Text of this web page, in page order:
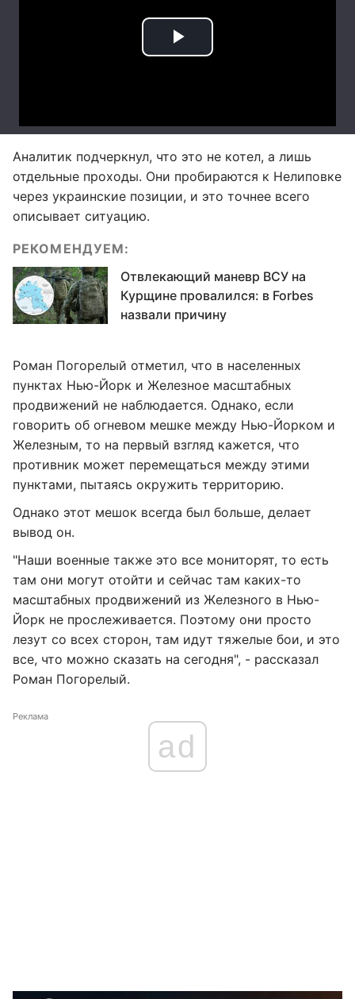
Аналитик подчеркнул, что это не котел, а лишь
отдельные проходы. Они пробираются к Нелиповке
через украинские позиции, и это точнее всего
описывает ситуацию.
РЕКОМЕНДУЕМ:
Отвлекающий маневр ВСУ на
Курщине провалился: в Forbes
назвали причину
Роман Погорелый отметил, что в населенных
пунктах Нью-Йорк и Железное масштабных
продвижений не наблюдается. Однако, если
говорить об огневом мешке между Нью-Йорком и
Железным, то на первый взгляд кажется, что
противник может перемещаться между этими
пунктами, пытаясь окружить территорию.
Однако этот мешок всегда был больше, делает
вывод он.
"Наши военные также это все мониторят, то есть
там они могут отойти и сейчас там каких-то
масштабных продвижений из Железного в Нью-
Йорк не прослеживается. Поэтому они просто
лезут со всех сторон, там идут тяжелые бои, и это
все, что можно сказать на сегодня", - рассказал
Роман Погорелый.
Реклама
ad